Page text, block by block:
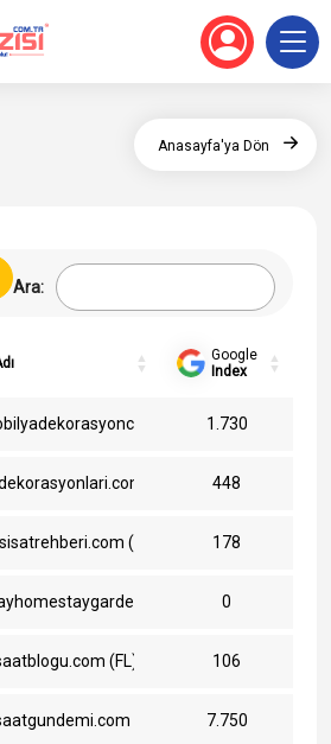
Anasayfa'ya Dön
Ara:
Google
Index
(FL) 1.730
(FL) 448
(FL) 178
0
(FL) 106
(FL) 7.750